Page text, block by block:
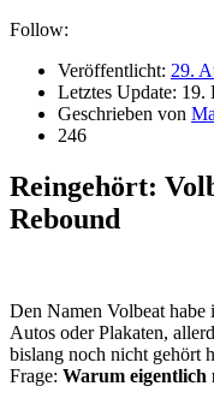
Follow:
Veröffentlicht: 29.
Letztes Update: 19.
Geschrieben von
246
Reingehört:
Rebound
Den Namen Volbeat habe
Autos oder Plakaten,
bislang noch nicht gehört
Frage: Warum eigentlich